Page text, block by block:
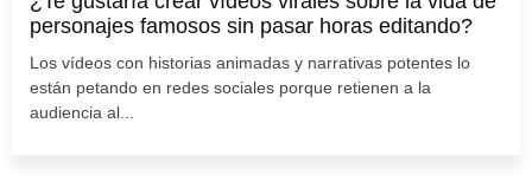
personajes famosos sin pasar horas editando?
Los vídeos con historias animadas y narrativas potentes lo
están petando en redes sociales porque retienen a la
audiencia al...